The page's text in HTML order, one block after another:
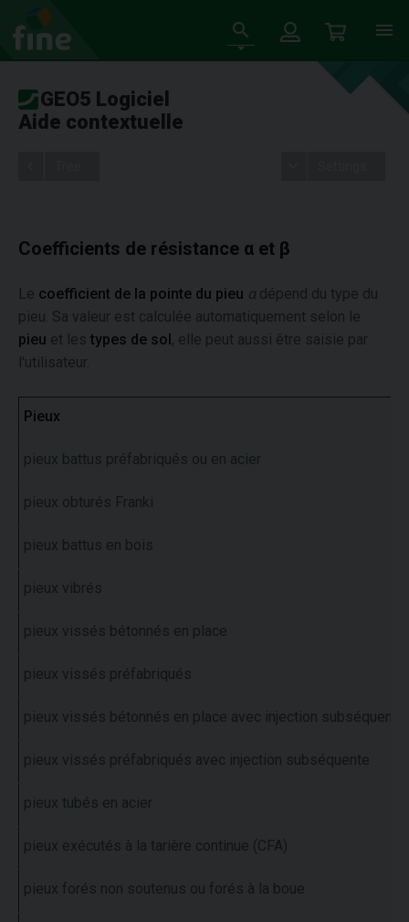
GEO5 Logiciel
Aide contextuelle
Coefficients de résistance α et β
Le coefficient de la pointe du pieu α dépend du type du
pieu. Sa valeur est calculée automatiquement selon le
pieu et les types de sol, elle peut aussi être saisie par
l'utilisateur.
Pieux
pieux battus préfabriqués ou en acier
pieux obturés Franki
pieux battus en bois
pieux vibrés
pieux vissés bétonnés en place
pieux vissés préfabriqués
pieux vissés bétonnés en place avec injection subséquente
pieux vissés préfabriqués avec injection subséquente
pieux tubés en acier
pieux exécutés à la tarière continue (CFA)
pieux forés non soutenus ou forés à la boue